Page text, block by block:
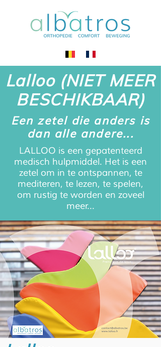
Lalloo (NIET MEER
BESCHIKBAAR)
Een zetel die anders is
dan alle andere...
LALLOO is een gepatenteerd
medisch hulpmiddel. Het is een
zetel om in te ontspannen, te
mediteren, te lezen, te spelen,
om rustig te worden en zoveel
meer...